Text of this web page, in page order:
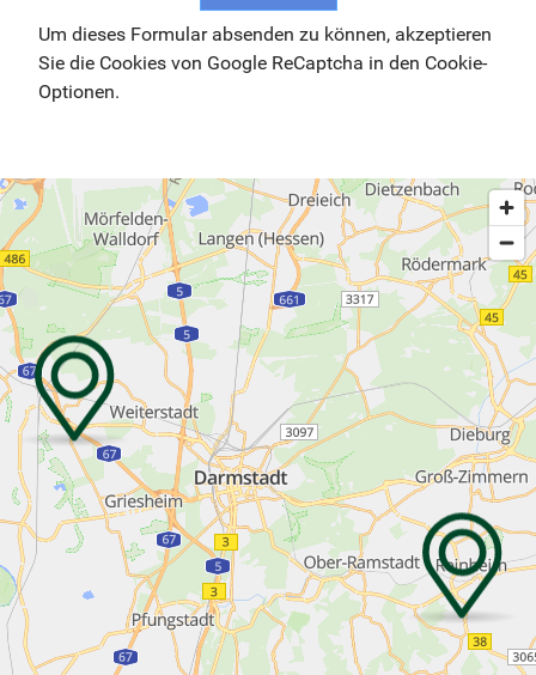
Um dieses Formular absenden zu können, akzeptieren
Sie die Cookies von Google ReCaptcha in den Cookie-
Optionen.